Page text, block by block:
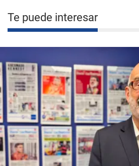
Te puede interesar